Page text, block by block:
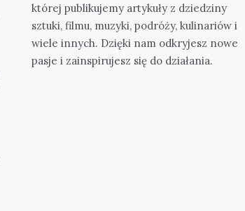
której publikujemy artykuły z dziedziny
sztuki, filmu, muzyki, podróży, kulinariów i
wiele innych. Dzięki nam odkryjesz nowe
pasje i zainspirujesz się do działania.